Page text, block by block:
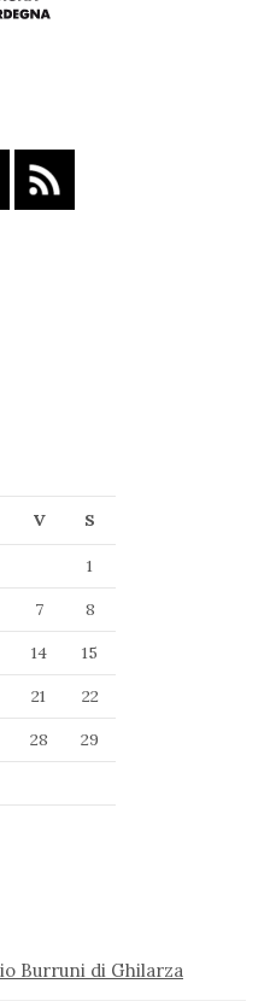
V S
1
7
8
14
15
21
22
28
29
Burruni di Ghilarza